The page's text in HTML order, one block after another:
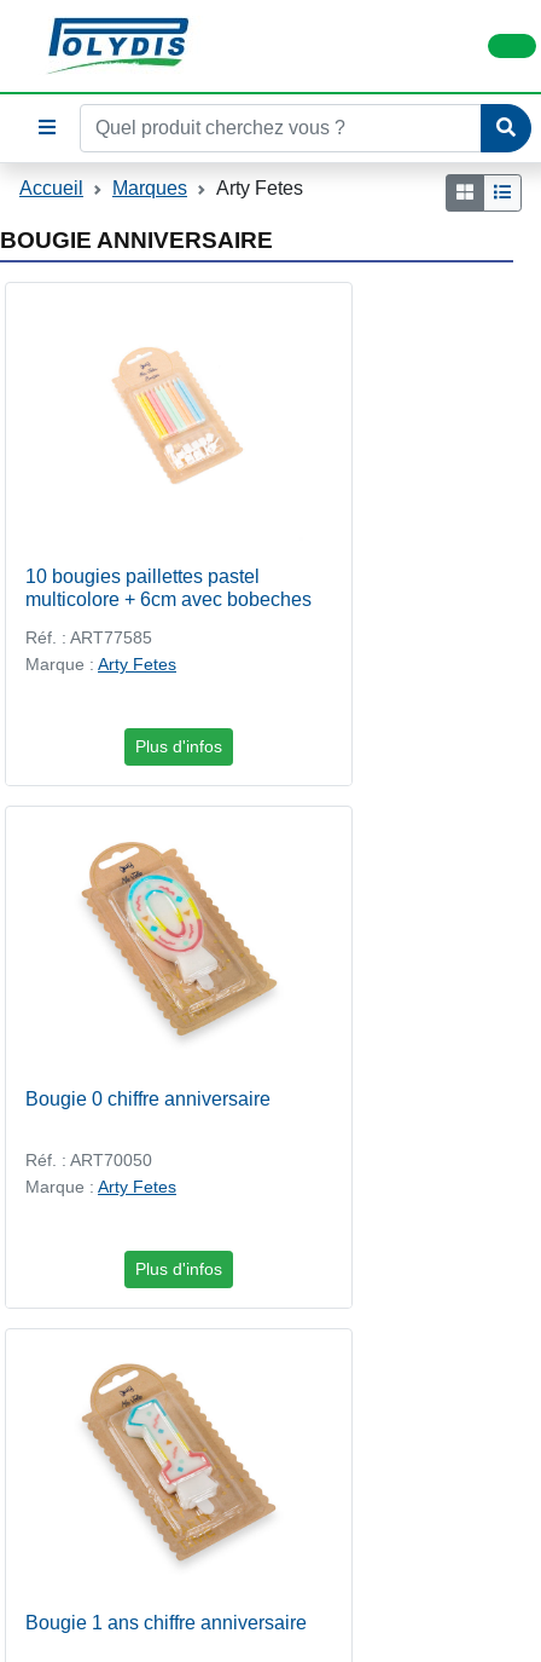
Accueil Marques Arty Fetes
BOUGIE ANNIVERSAIRE
10 bougies paillettes pastel
multicolore + 6cm avec bobeches
Réf. : ART77585
Marque : Arty Fetes
Plus d'infos
Bougie 0 chiffre anniversaire
Réf. : ART70050
Marque : Arty Fetes
Plus d'infos
Bougie 1 ans chiffre anniversaire